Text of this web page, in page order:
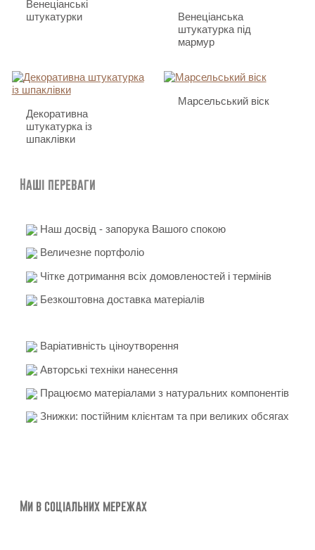
Венеціанські
штукатурки
Венеціанська
штукатурка під
мармур
Декоративна
штукатурка із
шпаклівки
Марсельський віск
Наші переваги
Наш досвід - запорука Вашого спокою
Величезне портфоліо
Чітке дотримання всіх домовленостей і термінів
Безкоштовна доставка матеріалів
Варіативність ціноутворення
Авторські техніки нанесення
Працюємо матеріалами з натуральних компонентів
Знижки: постійним клієнтам та при великих обсягах
Ми в соціальних мережах